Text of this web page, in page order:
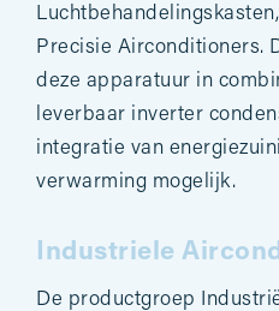
Precisie Airconditioners.
deze apparatuur in
leverbaar inverter
integratie van
verwarming mogelijk.
Industriele
De productgroep